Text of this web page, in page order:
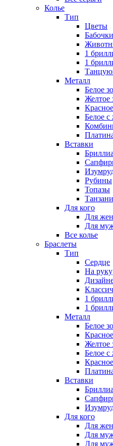
Колье
Тип
Цветы
Бабочки
1
1
Металл
Белое
Желтое
Белое
Вставки
Рубины
Топазы
Для кого
Для
Для
Все колье
Браслеты
Тип
Сердце
На руку
1
1
Металл
Белое
Желтое
Белое
Вставки
Для кого
Для
Для
Для